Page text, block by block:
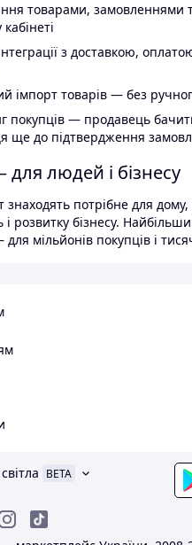
товарами, замовленнями
з доставкою,
імпорт товарів — без
покупців — продавець
ще до підтвердження
людей і бізнесу
знаходять потрібне для
і розвитку бізнесу.
мільйонів покупців і
світла BETA